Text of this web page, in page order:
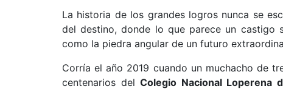
La historia de los grandes logros nunca se
del destino, donde lo que parece un castigo
como la piedra angular de un futuro
Corría el año 2019 cuando un muchacho de
centenarios del Colegio Nacional Loperena